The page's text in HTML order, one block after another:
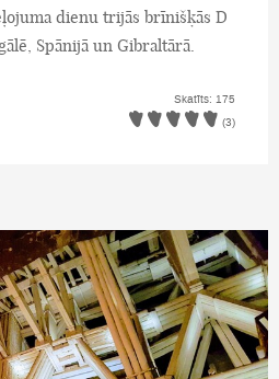
dienu trijās brīnišķās D
Spānijā un Gibraltārā.
Skatīts: 175
(3)